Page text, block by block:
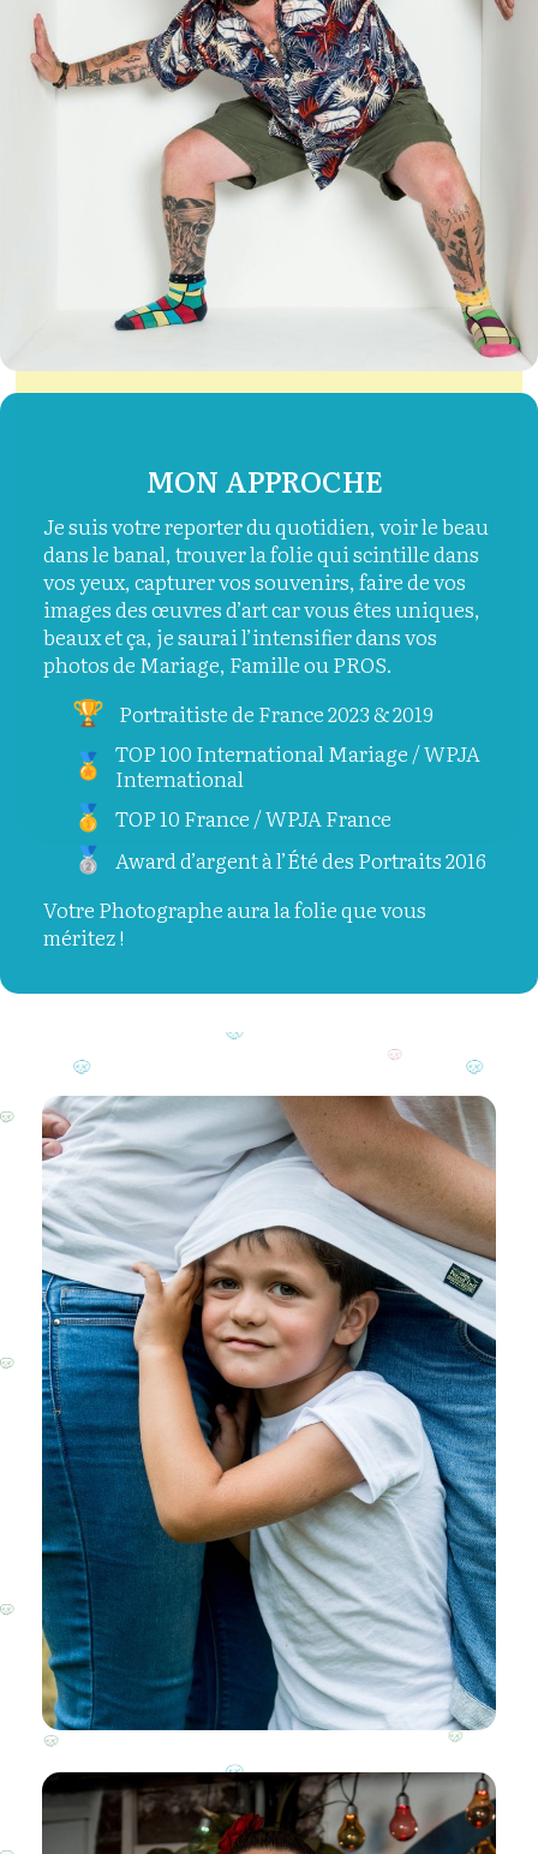
MON APPROCHE
Je suis votre reporter du quotidien, voir le beau
dans le banal, trouver la folie qui scintille dans
vos yeux, capturer vos souvenirs, faire de vos
images des œuvres d’art car vous êtes uniques,
beaux et ça, je saurai l’intensifier dans vos
photos de Mariage, Famille ou PROS.
Portraitiste de France 2023 & 2019
TOP 100 International Mariage / WPJA
International
TOP 10 France / WPJA France
Award d’argent à l’Été des Portraits 2016
Votre Photographe aura la folie que vous
méritez !